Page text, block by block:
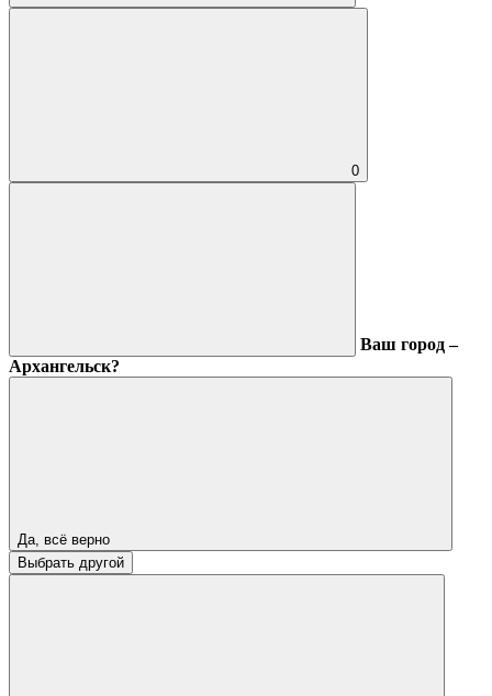
0
Ваш город –
Архангельск?
Да, всё верно
Выбрать другой